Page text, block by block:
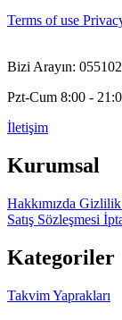
Terms of use
Bizi Arayın:
Pzt-Cum 8:00 -
İletişim
Kurumsal
Hakkımızda Gizlilik
Satış Sözleşmesi
Kategoriler
Takvim Yaprakları